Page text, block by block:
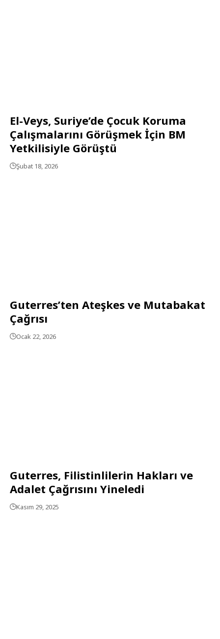
El-Veys, Suriye’de Çocuk Koruma
Çalışmalarını Görüşmek İçin BM
Yetkilisiyle Görüştü
Şubat 18, 2026
Guterres’ten Ateşkes ve Mutabakat
Çağrısı
Ocak 22, 2026
Guterres, Filistinlilerin Hakları ve
Adalet Çağrısını Yineledi
Kasım 29, 2025